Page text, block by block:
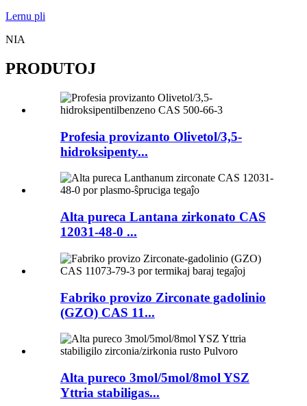
Lernu pli
NIA
PRODUTOJ
Profesia provizanto Olivetol/3,5-
hidroksipenty...
Alta pureca Lantana zirkonato CAS
12031-48-0 ...
Fabriko provizo Zirconate gadolinio
(GZO) CAS 11...
Alta pureco 3mol/5mol/8mol YSZ
Yttria stabiligas...